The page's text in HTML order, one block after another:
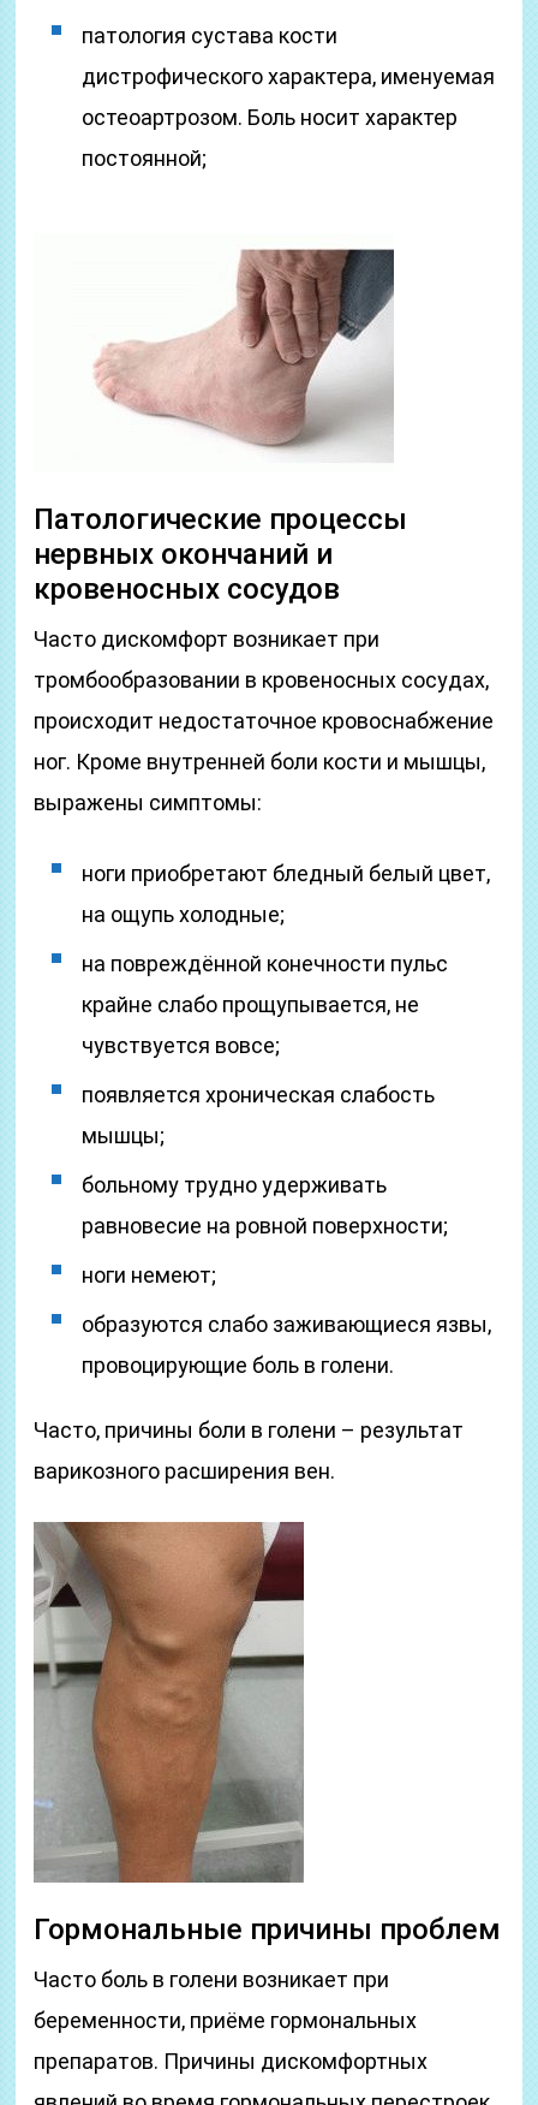
патология сустава кости
дистрофического характера, именуемая
остеоартрозом. Боль носит характер
постоянной;
Патологические процессы
нервных окончаний и
кровеносных сосудов
Часто дискомфорт возникает при
тромбообразовании в кровеносных сосудах,
происходит недостаточное кровоснабжение
ног. Кроме внутренней боли кости и мышцы,
выражены симптомы:
ноги приобретают бледный белый цвет,
на ощупь холодные;
на повреждённой конечности пульс
крайне слабо прощупывается, не
чувствуется вовсе;
появляется хроническая слабость
мышцы;
больному трудно удерживать
равновесие на ровной поверхности;
ноги немеют;
образуются слабо заживающиеся язвы,
провоцирующие боль в голени.
Часто, причины боли в голени – результат
варикозного расширения вен.
Гормональные причины проблем
Часто боль в голени возникает при
беременности, приёме гормональных
препаратов. Причины дискомфортных